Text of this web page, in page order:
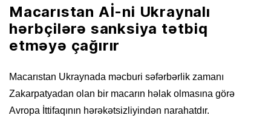
Macarıstan Aİ-ni Ukraynalı
hərbçilərə sanksiya tətbiq
etməyə çağırır
Macarıstan Ukraynada məcburi səfərbərlik zamanı
Zakarpatyadan olan bir macarın həlak olmasına görə
Avropa İttifaqının hərəkətsizliyindən narahatdır.